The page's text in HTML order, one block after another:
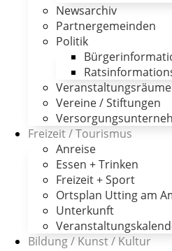
Newsarchiv
Partnergemeinden
Politik
Veranstaltungsräume
Vereine / Stiftungen
Freizeit / Tourismus
Anreise
Essen + Trinken
Freizeit + Sport
Ortsplan Utting am
Unterkunft
Bildung / Kunst / Kultur